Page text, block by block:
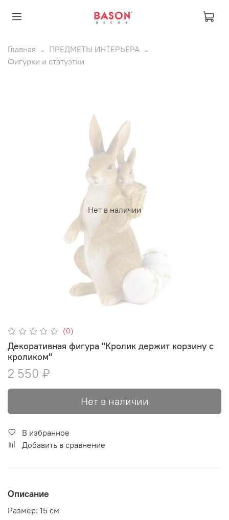
Главная
ПРЕДМЕТЫ ИНТЕРЬЕРА
Фигурки и статуэтки
Нет в наличии
(0)
Декоративная фигура "Кролик держит корзину с
кроликом"
2 550 ₽
Нет в наличии
В избранное
Добавить в сравнение
Описание
Размер: 15 см